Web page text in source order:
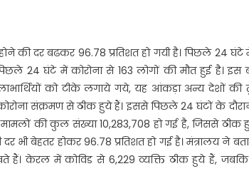
की दर बढकर 96.78 प्रतिशत हो गयी है। पिछले 24 घंटे
घंटे में कोरोना से 163 लोगों की मौत हुई है। इस बीच
को टीके लगाये गये, यह आंकड़ा अन्य देशों की
संक्रमण से ठीक हुये हैं। इससे पिछले 24 घंटों के
की कुल संख्या 10,283,708 हो गई है, जिससे ठीक
भी बेहतर होकर 96.78 प्रतिशत हो गई है। मंत्रालय ने
हैं। केरल में कोविड से 6,229 व्यक्ति ठीक हुये हैं, जबकि